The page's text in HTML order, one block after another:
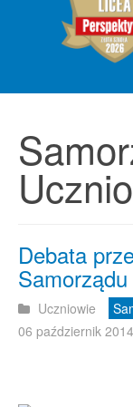
Debata
Uczniowie
06 październik 2014